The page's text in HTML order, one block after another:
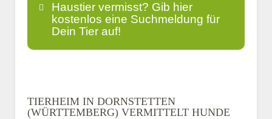
Haustier vermisst? Gib hier
kostenlos eine Suchmeldung für
Dein Tier auf!
TIERHEIM IN DORNSTETTEN
(WÜRTTEMBERG) VERMITTELT HUNDE